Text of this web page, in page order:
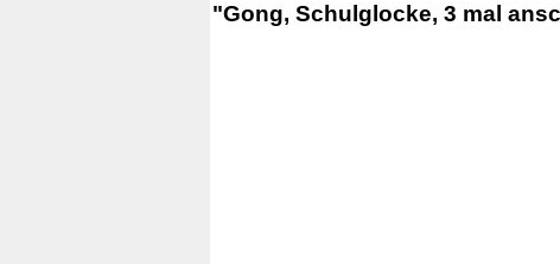
"Gong, Schulglocke, 3 mal